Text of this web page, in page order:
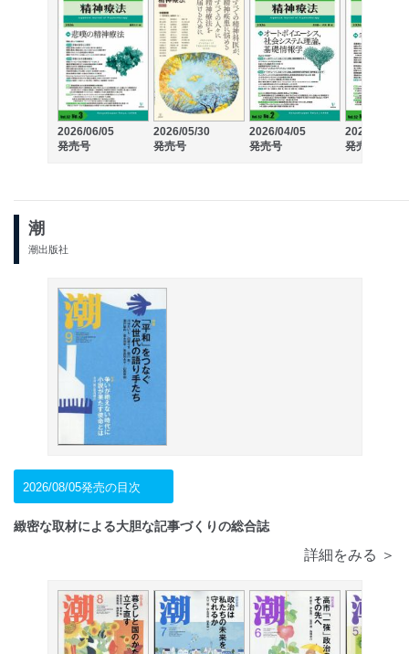
2026/06/05
発売号
2026/05/30
発売号
2026/04/05
発売号
2026/02/05
発売号
潮
潮出版社
2026/08/05発売の目次
緻密な取材による大胆な記事づくりの総合誌
詳細をみる ＞